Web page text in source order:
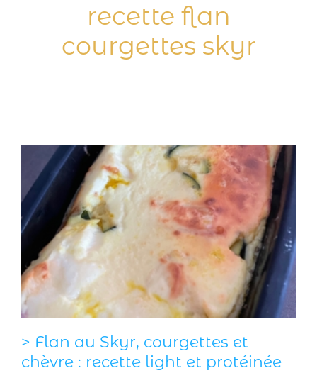
recette flan
courgettes skyr
> Flan au Skyr, courgettes et
chèvre : recette light et protéinée